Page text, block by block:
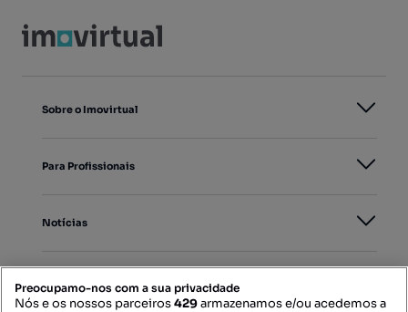
Sobre o Imovirtual
Para Profissionais
Notícias
Preocupamo-nos com a sua privacidade
Nós e os nossos parceiros429armazenamos e/ou acedemos a